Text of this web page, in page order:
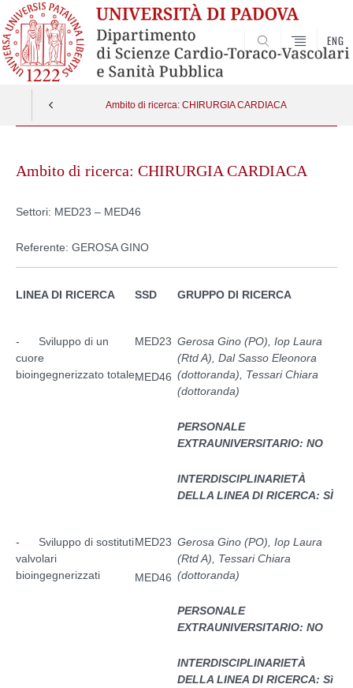
SEARCH
ENG
Ambito di ricerca: CHIRURGIA CARDIACA
contentAmbito di ricerca: CHIRURGIA CARDIACA
Settori: MED23 – MED46
Referente: GEROSA GINO
LINEA DI RICERCA SSD GRUPPO DI RICERCA
- Sviluppo di un
cuore
bioingegnerizzato totale
MED23
MED46
Gerosa Gino (PO), Iop Laura
(Rtd A), Dal Sasso Eleonora
(dottoranda), Tessari Chiara
(dottoranda)
PERSONALE
EXTRAUNIVERSITARIO: NO
INTERDISCIPLINARIETÀ
DELLA LINEA DI RICERCA: SÌ
- Sviluppo di sostituti
valvolari
bioingegnerizzati
MED23
MED46
Gerosa Gino (PO), Iop Laura
(Rtd A), Tessari Chiara
(dottoranda)
PERSONALE
EXTRAUNIVERSITARIO: NO
INTERDISCIPLINARIETÀ
DELLA LINEA DI RICERCA: Sì